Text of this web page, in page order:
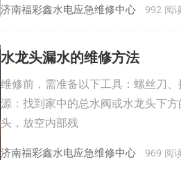
济南福彩鑫水电应急维修中心 992 阅
水龙头漏水的维修方法
维修前，需准备以下工具：螺丝刀
源：找到家中的总水阀或水龙头下
头，放空内部残
济南福彩鑫水电应急维修中心 969 阅